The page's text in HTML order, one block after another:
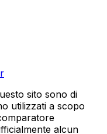
sito sono di
utilizzati a scopo
alcun